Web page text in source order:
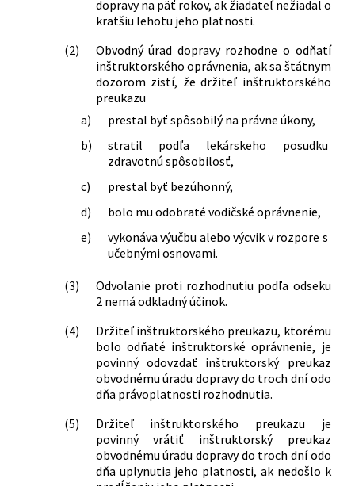
dopravy na päť rokov, ak žiadateľ nežiadal o
kratšiu lehotu jeho platnosti.
(2)
Obvodný úrad dopravy rozhodne o odňatí
inštruktorského oprávnenia, ak sa štátnym
dozorom zistí, že držiteľ inštruktorského
preukazu
a)
prestal byť spôsobilý na právne úkony,
b)
stratil podľa lekárskeho posudku
zdravotnú spôsobilosť,
c)
prestal byť bezúhonný,
d)
bolo mu odobraté vodičské oprávnenie,
e)
vykonáva výučbu alebo výcvik v rozpore s
učebnými osnovami.
(3)
Odvolanie proti rozhodnutiu podľa odseku
2 nemá odkladný účinok.
(4)
Držiteľ inštruktorského preukazu, ktorému
bolo odňaté inštruktorské oprávnenie, je
povinný odovzdať inštruktorský preukaz
obvodnému úradu dopravy do troch dní odo
dňa právoplatnosti rozhodnutia.
(5)
Držiteľ inštruktorského preukazu je
povinný vrátiť inštruktorský preukaz
obvodnému úradu dopravy do troch dní odo
dňa uplynutia jeho platnosti, ak nedošlo k